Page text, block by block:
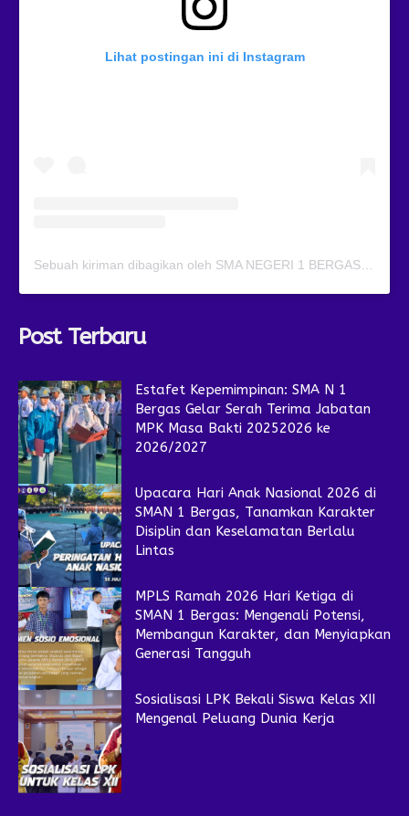
Lihat postingan ini di Instagram
Post Terbaru
Estafet Kepemimpinan: SMA N 1
Bergas Gelar Serah Terima Jabatan
MPK Masa Bakti 20252026 ke
2026/2027
Upacara Hari Anak Nasional 2026 di
SMAN 1 Bergas, Tanamkan Karakter
Disiplin dan Keselamatan Berlalu
Lintas
MPLS Ramah 2026 Hari Ketiga di
SMAN 1 Bergas: Mengenali Potensi,
Membangun Karakter, dan Menyiapkan
Generasi Tangguh
Sosialisasi LPK Bekali Siswa Kelas XII
Mengenal Peluang Dunia Kerja